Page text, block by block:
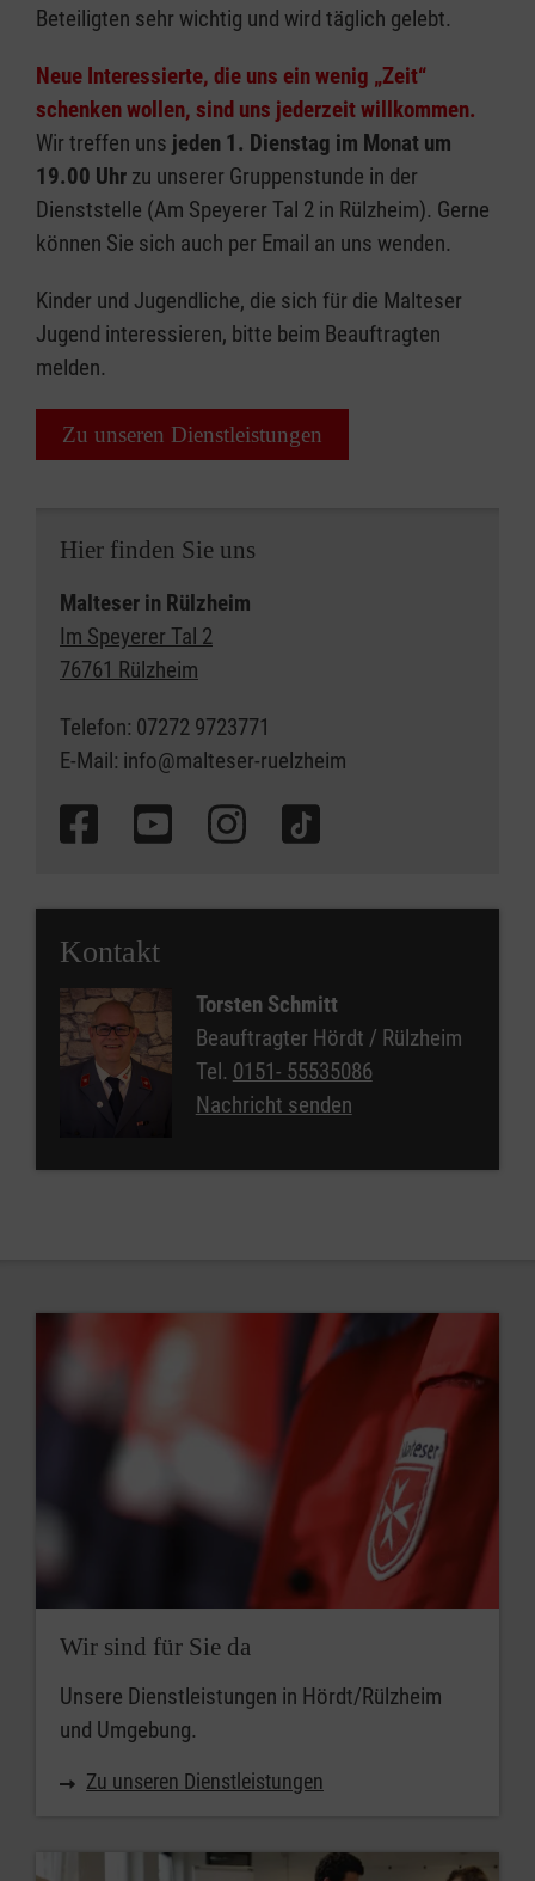
Beteiligten sehr wichtig und wird täglich gelebt.
Neue Interessierte, die uns ein wenig „Zeit“
schenken wollen, sind uns jederzeit willkommen.
Wir treffen uns jeden 1. Dienstag im Monat um
19.00 Uhr zu unserer Gruppenstunde in der
Dienststelle (Am Speyerer Tal 2 in Rülzheim). Gerne
können Sie sich auch per Email an uns wenden.
Kinder und Jugendliche, die sich für die Malteser
Jugend interessieren, bitte beim Beauftragten
melden.
Zu unseren Dienstleistungen
Hier finden Sie uns
Malteser in Rülzheim​
Im Speyerer Tal 2
76761 Rülzheim
Telefon: 07272 9723771
E-Mail: info@malteser-ruelzheim
Kontakt
Torsten Schmitt
Beauftragter Hördt / Rülzheim
Tel. 0151- 55535086
Nachricht senden
Wir sind für Sie da
Unsere Dienstleistungen in Hördt/Rülzheim
und Umgebung.
Zu unseren Dienstleistungen